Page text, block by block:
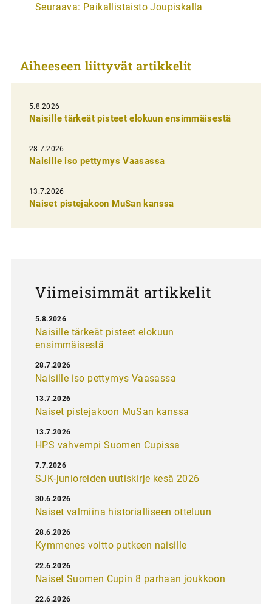
t
k
e
l
i
e
n
e
Seuraava: Paikallistaisto Joupiskalla
Aiheeseen liittyvät artikkelit
5.8.2026
Naisille tärkeät pisteet elokuun ensimmäisestä
28.7.2026
Naisille iso pettymys Vaasassa
13.7.2026
Naiset pistejakoon MuSan kanssa
Viimeisimmät artikkelit
Naisille tärkeät pisteet elokuun
ensimmäisestä
5.8.2026
Naisille iso pettymys Vaasassa
28.7.2026
Naiset pistejakoon MuSan kanssa
13.7.2026
HPS vahvempi Suomen Cupissa
13.7.2026
SJK-junioreiden uutiskirje kesä 2026
7.7.2026
Naiset valmiina historialliseen otteluun
30.6.2026
Kymmenes voitto putkeen naisille
28.6.2026
Naiset Suomen Cupin 8 parhaan joukkoon
22.6.2026
22.6.2026